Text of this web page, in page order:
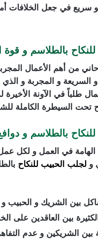
سريع في جعل الخلافات
بالطلاسم و قوة
من أهم الأعمال
و السريعة و المجربة و
طلباً في الآونة
تحت السيطرة الكاملة
بالطلاسم و
في العمل و لكل
و لجلب الحبيب للنكاح
بين الشريك و الحبيب و
الكثيرة بين العاقدين
بين الشريكين و عدم